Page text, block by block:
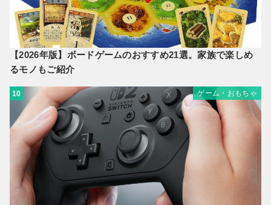
【2026年版】ボードゲームのおすすめ21選。家族で楽しめ
るモノもご紹介
10 ゲーム・おもちゃ